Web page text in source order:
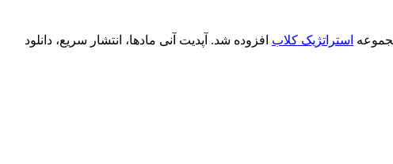
استراتژیک کلاب افزوده شد. آپدیت آنی مادها، انتشار سریع، دانلود